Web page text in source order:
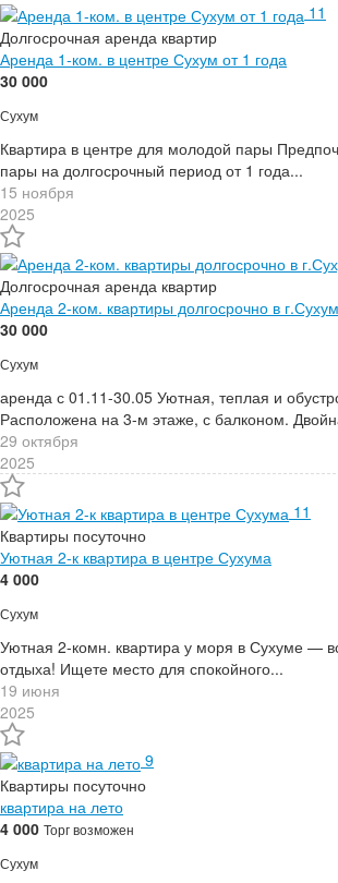
11
Долгосрочная аренда квартир
Аренда 1-ком. в центре Сухум от 1 года
30 000
Сухум
Квартира в центре для молодой пары
пары на долгосрочный период от 1 года...
15 ноября
2025
Долгосрочная аренда квартир
Аренда 2-ком. квартиры долгосрочно в г.Сухум
30 000
Сухум
аренда с 01.11-30.05 Уютная, теплая и
Расположена на 3-м этаже, с балконом.
29 октября
2025
11
Квартиры посуточно
Уютная 2-к квартира в центре Сухума
4 000
Сухум
Уютная 2-комн. квартира у моря в Сухуме —
отдыха! Ищете место для спокойного...
19 июня
2025
9
Квартиры посуточно
квартира на лето
4 000 Торг возможен
Сухум